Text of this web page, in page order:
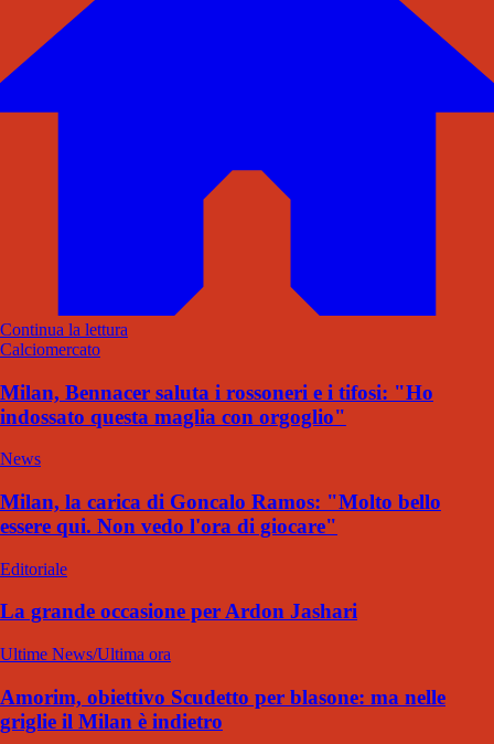
Continua la lettura
Calciomercato
Milan, Bennacer saluta i rossoneri e i tifosi: "Ho
indossato questa maglia con orgoglio"
News
Milan, la carica di Goncalo Ramos: "Molto bello
essere qui. Non vedo l'ora di giocare"
Editoriale
La grande occasione per Ardon Jashari
Ultime News/Ultima ora
Amorim, obiettivo Scudetto per blasone: ma nelle
griglie il Milan è indietro